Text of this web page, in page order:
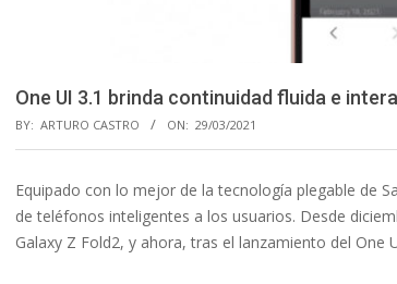
One UI 3.1 brinda continuidad fluida e
BY: ARTURO CASTRO ON: 29/03/2021
Equipado con lo mejor de la tecnología plegable de
de teléfonos inteligentes a los usuarios. Desde
Galaxy Z Fold2, y ahora, tras el lanzamiento del